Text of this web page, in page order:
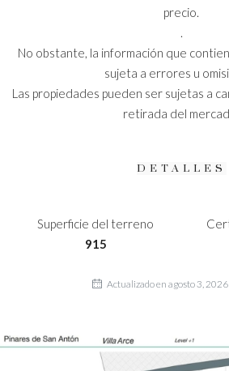
precio.
No obstante, la información que
sujeta a errores u
Las propiedades pueden ser sujetas a
retirada del
DETALLES
Superficie del terreno
915
Actualizado en agosto 3,